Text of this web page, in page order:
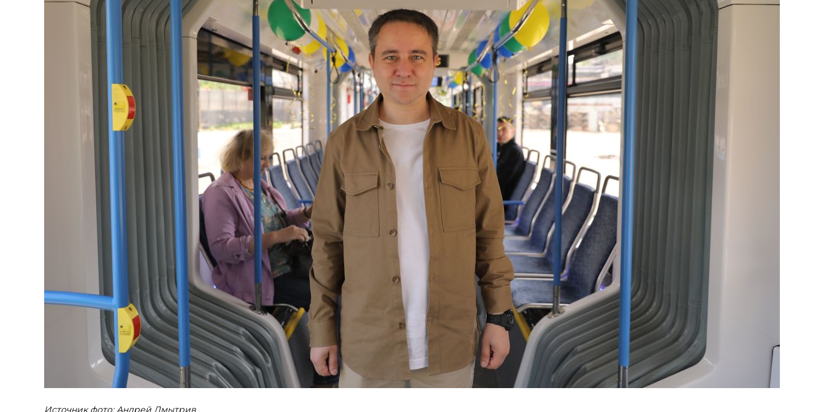
Источник фото: Андрей Дмытрив